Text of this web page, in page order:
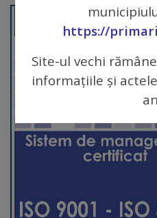
Galerii
foto
Administrație
Primărie
Primar
Viceprimari
https://
Site-ul vechi
informațiile și